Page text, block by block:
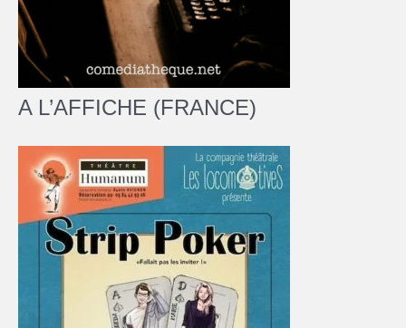
A L’AFFICHE (FRANCE)